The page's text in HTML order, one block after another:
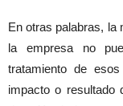
En otras palabras, la
la empresa no
tratamiento de
impacto o resultado